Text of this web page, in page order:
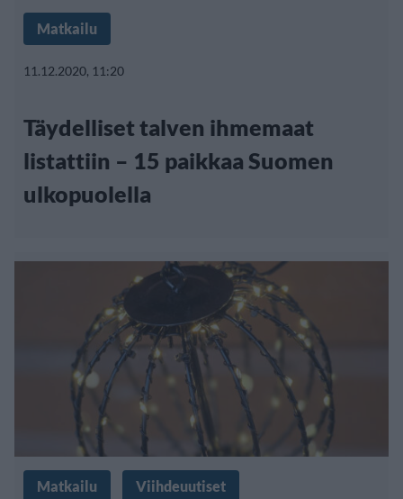
Matkailu
11.12.2020, 11:20
Täydelliset talven ihmemaat
listattiin – 15 paikkaa Suomen
ulkopuolella
Matkailu Viihdeuutiset